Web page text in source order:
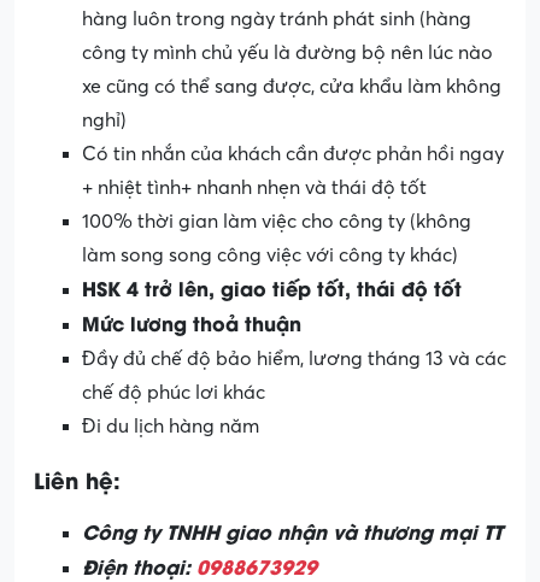
hàng luôn trong ngày tránh phát sinh (hàng
công ty mình chủ yếu là đường bộ nên lúc nào
xe cũng có thể sang được, cửa khẩu làm không
nghỉ)
Có tin nhắn của khách cần được phản hồi ngay
+ nhiệt tình+ nhanh nhẹn và thái độ tốt
100% thời gian làm việc cho công ty (không
làm song song công việc với công ty khác)
HSK 4 trở lên, giao tiếp tốt, thái độ tốt
Mức lương thoả thuận
Đầy đủ chế độ bảo hiểm, lương tháng 13 và các
chế độ phúc lơi khác
Đi du lịch hàng năm
Liên hệ:
Công ty TNHH giao nhận và thương mại TT
Điện thoại: 0988673929